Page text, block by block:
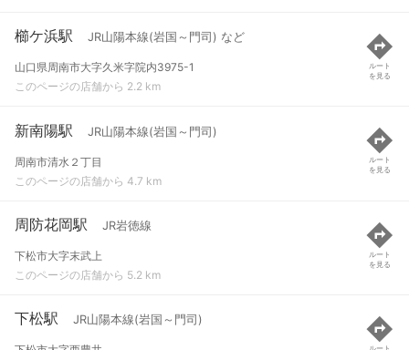
櫛ケ浜駅 JR山陽本線(岩国～門司) など
山口県周南市大字久米字院内3975-1
このページの店舗から 2.2 km
ルート
を見る
新南陽駅 JR山陽本線(岩国～門司)
周南市清水２丁目
このページの店舗から 4.7 km
ルート
を見る
周防花岡駅 JR岩徳線
下松市大字末武上
このページの店舗から 5.2 km
ルート
を見る
下松駅 JR山陽本線(岩国～門司)